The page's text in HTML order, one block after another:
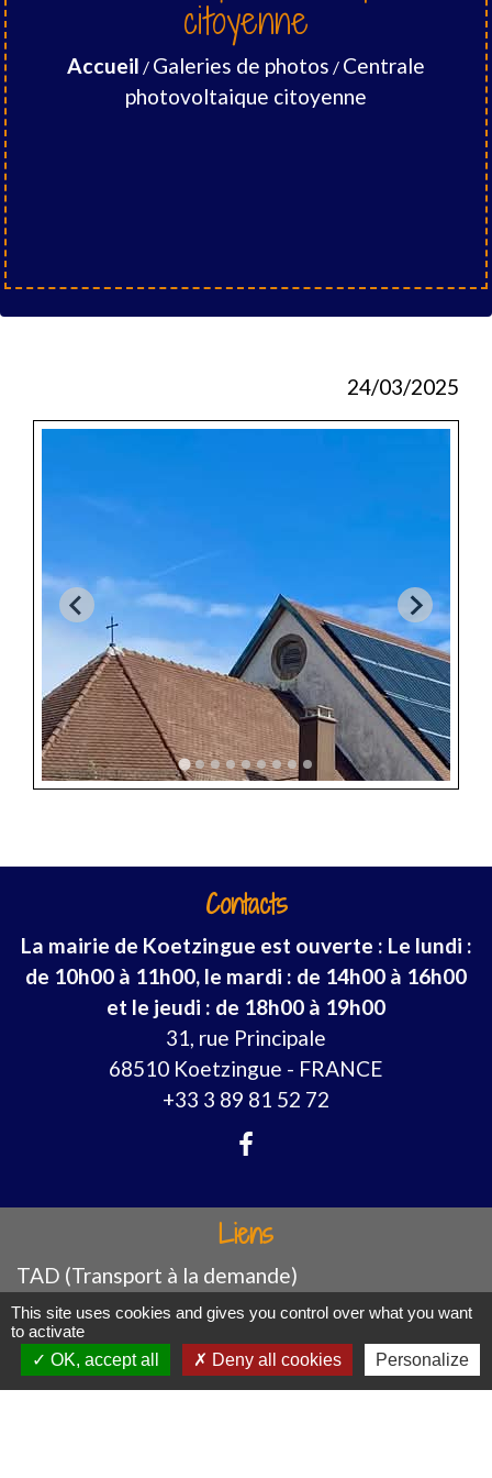
citoyenne
Accueil / Galeries de photos / Centrale
photovoltaique citoyenne
24/03/2025
Contacts
La mairie de Koetzingue est ouverte : Le lundi :
de 10h00 à 11h00, le mardi : de 14h00 à 16h00
et le jeudi : de 18h00 à 19h00
31, rue Principale
68510 Koetzingue - FRANCE
+33 3 89 81 52 72
Liens
TAD (Transport à la demande)
SLA (Saint-Louis Agglomération)
Préfet du Haut-Rhin
CeA (Collectivité européenne Alsace)
Logements pour les seniors
This site uses cookies and gives you control over what you want
to activate
OK, accept all
Deny all cookies Personalize